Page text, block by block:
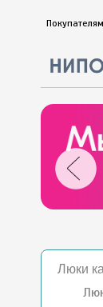
Покупателям
Люки